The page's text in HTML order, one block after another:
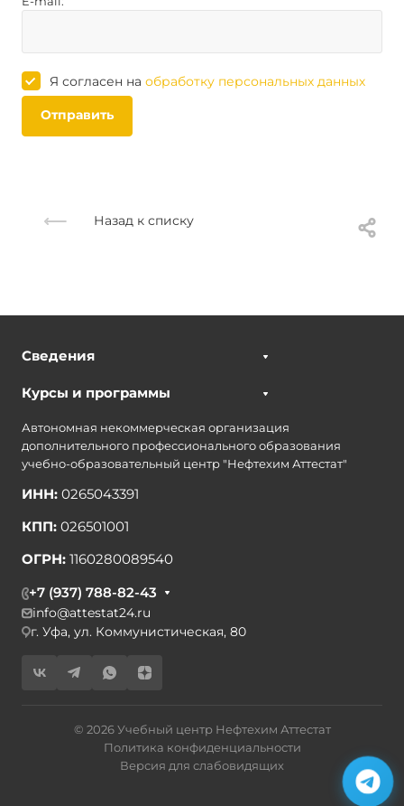
Я согласен на обработку персональных данных
Отправить
Назад к списку
Сведения
Курсы и программы
Автономная некоммерческая организация
дополнительного профессионального образования
учебно-образовательный центр "Нефтехим Аттестат"
ИНН: 0265043391
КПП: 026501001
ОГРН: 1160280089540
+7 (937) 788-82-43
info@attestat24.ru
г. Уфа, ул. Коммунистическая, 80
© 2026 Учебный центр Нефтехим Аттестат
Политика конфиденциальности
Версия для слабовидящих